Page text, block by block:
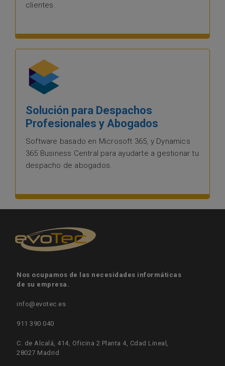
clientes.
Solución para Despachos
Profesionales y Abogados
Software basado en Microsoft 365, y Dynamics
365 Business Central para ayudarte a gestionar tu
despacho de abogados.
Nos ocupamos de las necesidades informáticas
de su empresa.
info@evotec.es
911 390 040
C. de Alcalá, 414, Oficina 2 Planta 4, Cdad Lineal,
28027 Madrid